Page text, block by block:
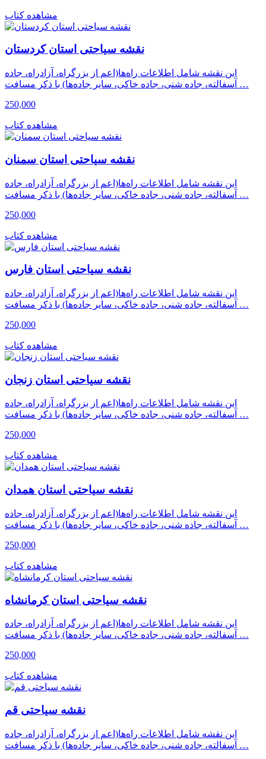
مشاهده کتاب
نقشه سیاحتی استان کردستان
این نقشه شامل اطلاعات راه‌ها(اعم از بزرگراه، آزادراه، جاده
آسفالته، جاده شنی، جاده خاکی، سایر جاده‌ها) با ذکر مسافت …
250,000
مشاهده کتاب
نقشه سیاحتی استان سمنان
این نقشه شامل اطلاعات راه‌ها(اعم از بزرگراه، آزادراه، جاده
آسفالته، جاده شنی، جاده خاکی، سایر جاده‌ها) با ذکر مسافت …
250,000
مشاهده کتاب
نقشه سیاحتی استان فارس
این نقشه شامل اطلاعات راه‌ها(اعم از بزرگراه، آزادراه، جاده
آسفالته، جاده شنی، جاده خاکی، سایر جاده‌ها) با ذکر مسافت …
250,000
مشاهده کتاب
نقشه سیاحتی استان زنجان
این نقشه شامل اطلاعات راه‌ها(اعم از بزرگراه، آزادراه، جاده
آسفالته، جاده شنی، جاده خاکی، سایر جاده‌ها) با ذکر مسافت …
250,000
مشاهده کتاب
نقشه سیاحتی استان همدان
این نقشه شامل اطلاعات راه‌ها(اعم از بزرگراه، آزادراه، جاده
آسفالته، جاده شنی، جاده خاکی، سایر جاده‌ها) با ذکر مسافت …
250,000
مشاهده کتاب
نقشه سیاحتی استان کرمانشاه
این نقشه شامل اطلاعات راه‌ها(اعم از بزرگراه، آزادراه، جاده
آسفالته، جاده شنی، جاده خاکی، سایر جاده‌ها) با ذکر مسافت …
250,000
مشاهده کتاب
نقشه سیاحتی قم
این نقشه شامل اطلاعات راه‌ها(اعم از بزرگراه، آزادراه، جاده
آسفالته، جاده شنی، جاده خاکی، سایر جاده‌ها) با ذکر مسافت …